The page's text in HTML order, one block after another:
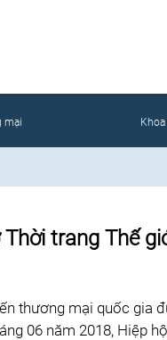
mại
trang Thế
thương mại quốc gia
06 năm 2018, Hiệp